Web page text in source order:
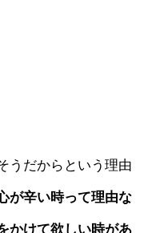
うだからという理由
が辛い時って理由な
かけて欲しい時があ